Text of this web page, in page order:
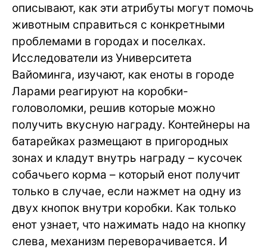
описывают, как эти атрибуты могут помочь
животным справиться с конкретными
проблемами в городах и поселках.
Исследователи из Университета
Вайоминга, изучают, как еноты в городе
Ларами реагируют на коробки-
головоломки, решив которые можно
получить вкусную награду. Контейнеры на
батарейках размещают в пригородных
зонах и кладут внутрь награду – кусочек
собачьего корма – который енот получит
только в случае, если нажмет на одну из
двух кнопок внутри коробки. Как только
енот узнает, что нажимать надо на кнопку
слева, механизм переворачивается. И